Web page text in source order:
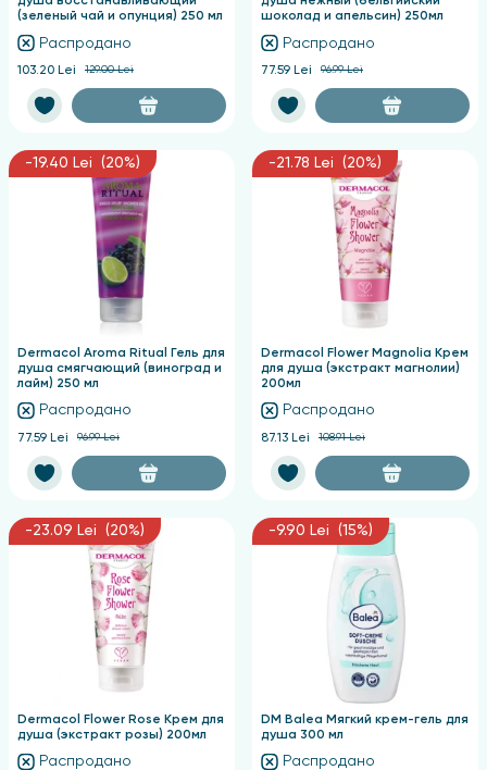
(зеленый чай и опунция) 250 мл
Распродано
103.20 Lei 129.00 Lei
шоколад и апельсин) 250мл
Распродано
77.59 Lei 96.99 Lei
-19.40 Lei (20%)
Dermacol Aroma Ritual Гель для
душа смягчающий (виноград и
лайм) 250 мл
Распродано
77.59 Lei 96.99 Lei
-21.78 Lei (20%)
Dermacol Flower Magnolia Крем
для душа (экстракт магнолии)
200мл
Распродано
87.13 Lei 108.91 Lei
-23.09 Lei (20%)
Dermacol Flower Rose Крем для
душа (экстракт розы) 200мл
Распродано
-9.90 Lei (15%)
DM Balea Мягкий крем-гель для
душа 300 мл
Распродано